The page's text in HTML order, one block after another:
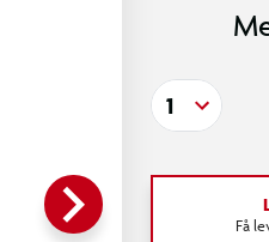
keyboard_arrow_right
1
Få